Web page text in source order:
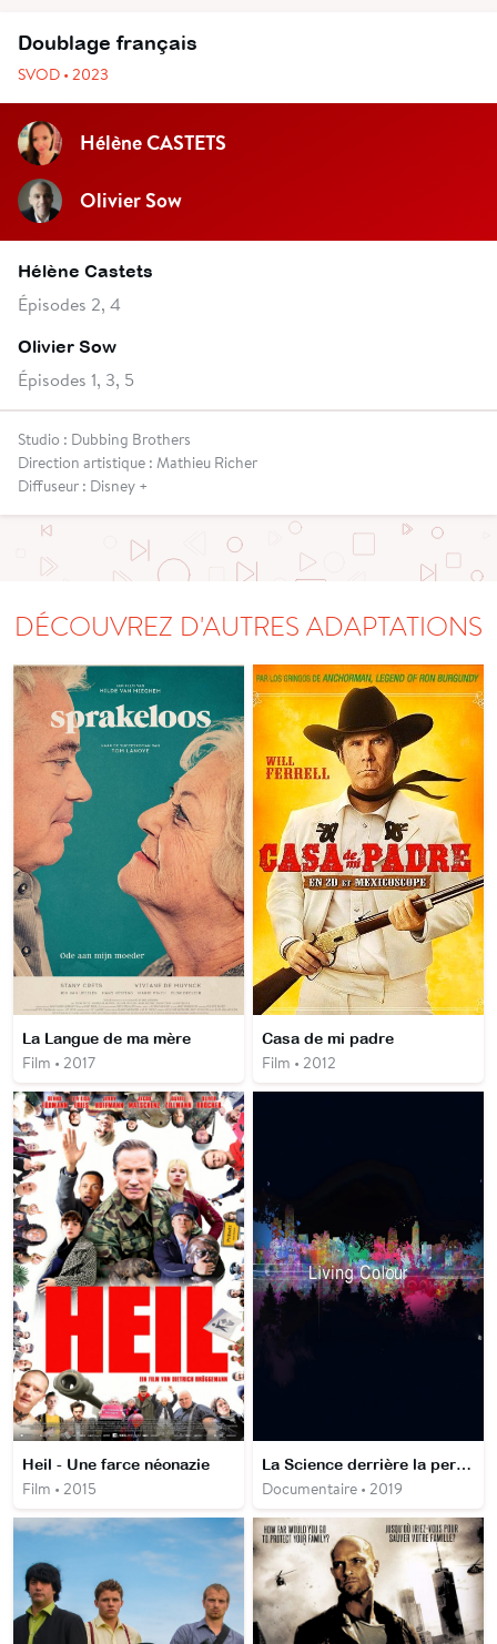
Doublage français
SVOD • 2023
Hélène CASTETS
Olivier Sow
Hélène Castets
Épisodes 2, 4
Olivier Sow
Épisodes 1, 3, 5
Studio : Dubbing Brothers
Direction artistique : Mathieu Richer
Diffuseur : Disney +
DÉCOUVREZ D'AUTRES ADAPTATIONS
La Langue de ma mère
Film • 2017
Casa de mi padre
Film • 2012
Heil - Une farce néonazie
Film • 2015
La Science derrière la perception des couleurs
Documentaire • 2019